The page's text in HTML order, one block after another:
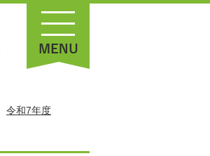
令和7年度